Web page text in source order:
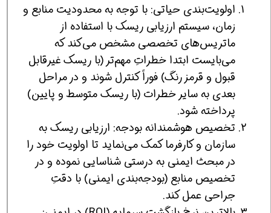
اولویت‌بندی حیاتی: با توجه به محدودیت منابع و
زمان، سیستم ارزیابی ریسک با استفاده از
ماتریس‌های تخصصی مشخص می‌کند که
می‌بایست ابتدا خطراتِ مهم‌تر (با ریسک غیرقابل
قبول و قرمز رنگ) فوراً کنترل شوند و در مراحل
بعدی به سایر خطرات (با ریسک متوسط و پایین)
پرداخته شود.
تخصیص هوشمندانه بودجه: ارزیابی ریسک به
سازمان و کارفرما کمک می‌نماید تا اولویت خود را
در مبحث ایمنی به درستی شناسایی نموده و در
تخصیص منابع (بودجه‌بندی ایمنی) با دقتِ
جراحی عمل کند.